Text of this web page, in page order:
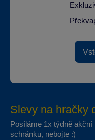
Slevy na hračky
Posíláme 1x týdně
schránku, nebojte :)